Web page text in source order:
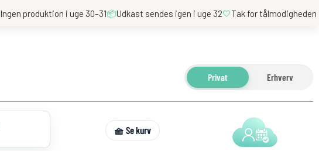
Ingen produktion i uge 30–31📦Udkast sendes igen i uge 32🤍Tak for tålmodigheden
Privat Erhverv
🧺 Se kurv